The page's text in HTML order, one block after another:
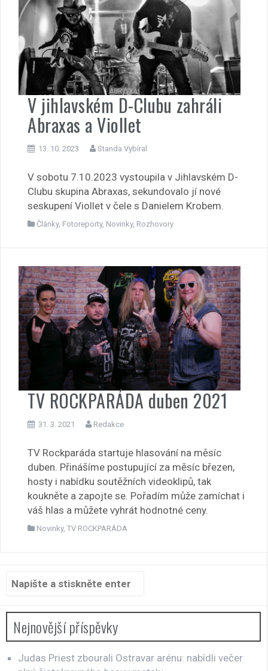
V jihlavském D-Clubu zahráli
Abraxas a Viollet
13. 10. 2023 Standa Vybíral
V sobotu 7.10.2023 vystoupila v Jihlavském D-
Clubu skupina Abraxas, sekundovalo jí nové
seskupení Viollet v čele s Danielem Krobem.
Články, Fotoreporty, Novinky, Rozhovory
TV ROCKPARÁDA duben 2021
31. 3. 2021 Redakce
TV Rockparáda startuje hlasování na měsíc
duben. Přinášíme postupující za měsíc březen,
hosty i nabídku soutěžních videoklipů, tak
koukněte a zapojte se. Pořadím může zamíchat i
váš hlas a můžete vyhrát hodnotné ceny.
Novinky, TV ROCKPARÁDA
Hledat:
Nejnovější příspěvky
Judas Priest zbourali Ostravar arénu: nabídli večer